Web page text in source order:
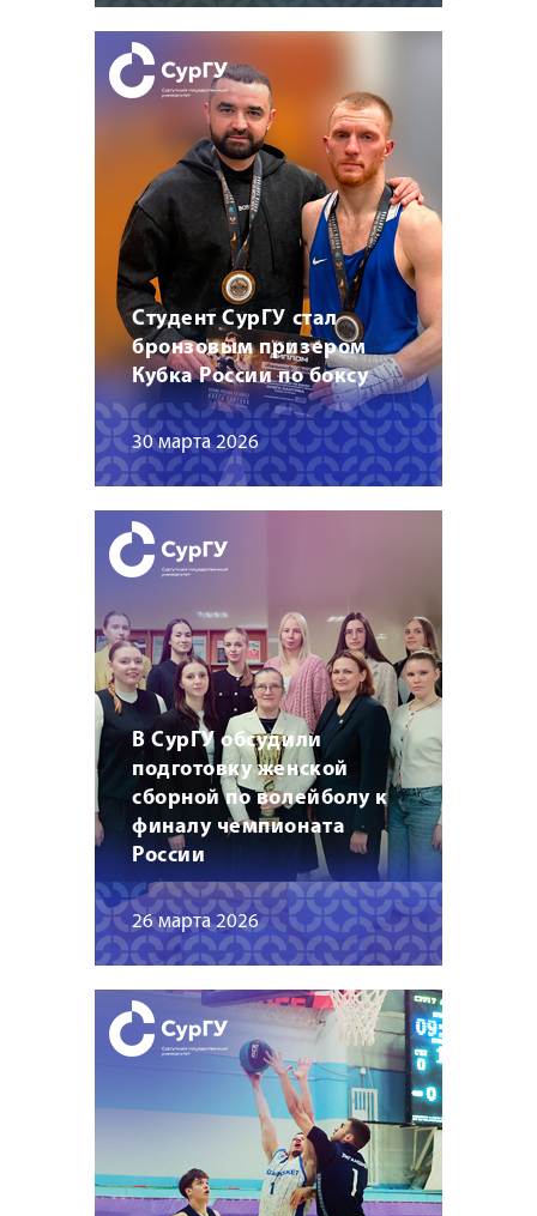
Студент СурГУ стал
бронзовым призером
Кубка России по боксу
30 марта 2026
В СурГУ обсудили
подготовку женской
сборной по волейболу к
финалу чемпионата
России
26 марта 2026